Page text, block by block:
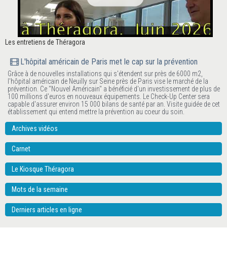
Les entretiens de Théragora
L'hôpital américain de Paris met le cap sur la prévention
Grâce à de nouvelles installations qui s'étendent sur près de 6000 m2,
l'hôpital américain de Neuilly sur Seine près de Paris vise le marché de la
prévention. Ce "Nouvel Américain" a bénéficié d'un investissement de plus de
100 millions d'euros en nouveaux équipements. Le Check-Up Center sera
capable d'assurer environ 15 000 bilans de santé par an. Visite guidée de cet
établissement qui entend mettre la prévention au coeur du soin.
Archives vidéos
Carnet
Le Kiosque Théragora
Mots de la semaine
Derniers articles en ligne